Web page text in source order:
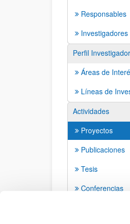
Responsables
Investigadores
Perfil Investigador
Áreas de
Líneas de
Actividades
Proyectos
Publicaciones
Tesis
Conferencias